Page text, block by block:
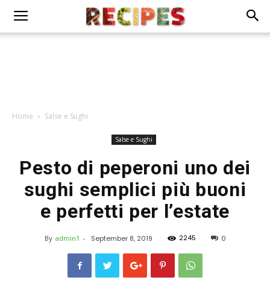
Home Salse e Sughi
Salse e Sughi
Pesto di peperoni uno dei
sughi semplici più buoni
e perfetti per l’estate
By admin1 - September 8, 2019 2245 0